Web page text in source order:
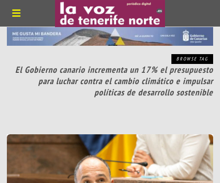
BROWSE TAG
El Gobierno canario incrementa un 17% el presupuesto
para luchar contra el cambio climático e impulsar
políticas de desarrollo sostenible